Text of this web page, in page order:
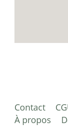
Contact
À propos